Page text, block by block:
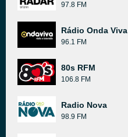
97.8 FM
Rádio Onda Viva
96.1 FM
80s RFM
106.8 FM
Radio Nova
98.9 FM